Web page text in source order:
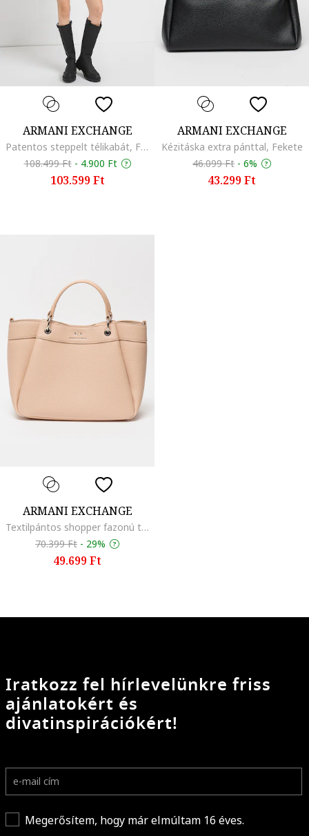
ARMANI EXCHANGE
Patentos steppelt télikabát, Fekete
108.499 Ft - 4.900 Ft
103.599 Ft
ARMANI EXCHANGE
Kézitáska extra pánttal, Fekete
46.099 Ft - 6%
43.299 Ft
ARMANI EXCHANGE
Textilpántos shopper fazonú táska, Világosbézs
70.399 Ft - 29%
49.699 Ft
Iratkozz fel hírlevelünkre friss
ajánlatokért és
divatinspirációkért!
Megerősítem, hogy már elmúltam 16 éves.